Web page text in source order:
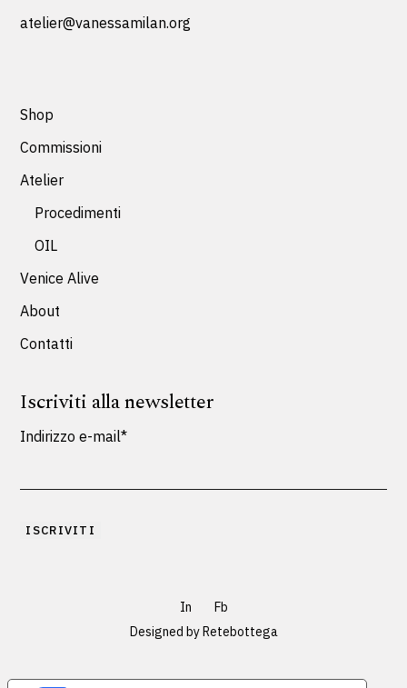
atelier@vanessamilan.org
Shop
Commissioni
Atelier
Procedimenti
OIL
Venice Alive
About
Contatti
Iscriviti alla newsletter
Indirizzo e-mail*
In
Fb
Designed byRetebottega